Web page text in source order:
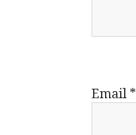
Email *